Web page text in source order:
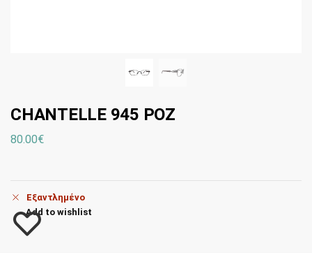
CHANTELLE 945 ΡΟΖ
80.00€
Εξαντλημένο
Add to wishlist